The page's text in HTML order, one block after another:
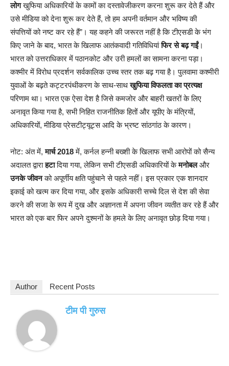
लोगखुफिया अधिकारियों के कामों का दस्तावेजीकरण करना शुरू कर देते हैं और
उसे मीडिया को देना शुरू कर देते हैं, तो हम अपनी वर्तमान और भविष्य की
संपत्तियों को नष्ट कर रहे हैं”। यह कहने की जरूरत नहीं है कि टीएसडी के भंग
किए जाने के बाद, भारत के खिलाफ आतंकवादी गतिविधियांफिर से बढ़ गईं।
भारत को उत्तराधिकार में पठानकोट और उरी हमलों का सामना करना पड़ा।
कश्मीर में विरोध प्रदर्शन सर्वकालिक उच्च स्तर तक बढ़ गया है। पुलवामा कश्मीरी
युवाओं के बढ़ते कट्टरपंथीकरण के साथ-साथखुफिया विफलता का प्रत्यक्ष
परिणाम था। भारत एक ऐसा देश है जिसे कमजोर और बाहरी खतरों के लिए
अनावृत किया गया है, सभी निहित राजनीतिक हितों और यूपीए के मंत्रियों,
अधिकारियों, मीडिया प्रेसटीट्यूट्स आदि के भ्रष्ट सांठगांठ के कारण।
नोट: अंत में,मार्च 2018में, कर्नल हन्नी बख्शी के खिलाफ सभी आरोपों को सैन्य
अदालत द्वाराहटादिया गया, लेकिन सभी टीएसडी अधिकारियों केमनोबलऔर
उनके जीवनको अपूर्णीय क्षति पहुंचाने से पहले नहीं। इस प्रकार एक शानदार
इकाई को खत्म कर दिया गया, और इसके अधिकारी सच्चे दिल से देश की सेवा
करने की सजा के रूप में दुख और अज्ञानता में अपना जीवन व्यतीत कर रहे हैं और
भारत को एक बार फिर अपने दुश्मनों के हमले के लिए अनावृत छोड़ दिया गया।
Author Recent Posts
टीम पी गुरुस